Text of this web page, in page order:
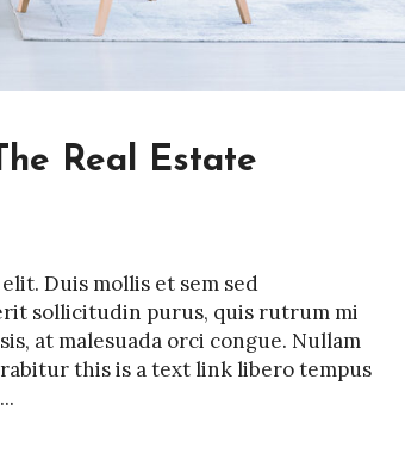
Real Estate
Duis mollis et sem sed
sollicitudin purus, quis rutrum mi
at malesuada orci congue. Nullam
this is a text link libero tempus